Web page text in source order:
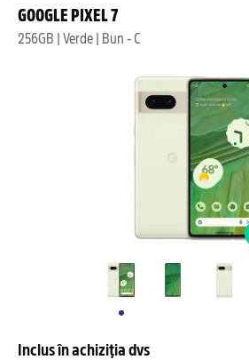
GOOGLE PIXEL 7
256GB | Verde | Bun - C
Inclus în achiziția dvs